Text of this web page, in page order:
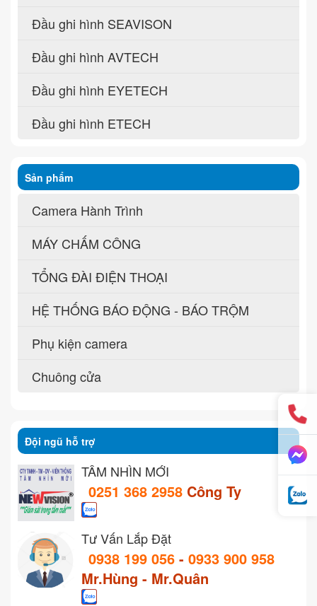
Đầu ghi hình SEAVISON
Đầu ghi hình AVTECH
Đầu ghi hình EYETECH
Đầu ghi hình ETECH
Sản phẩm
Camera Hành Trình
MÁY CHẤM CÔNG
TỔNG ĐÀI ĐIỆN THOẠI
HỆ THỐNG BÁO ĐỘNG - BÁO TRỘM
Phụ kiện camera
Chuông cửa
Đội ngũ hỗ trợ
TẦM NHÌN MỚI
0251 368 2958 Công Ty
Tư Vấn Lắp Đặt
0938 199 056 - 0933 900 958
Mr.Hùng - Mr.Quân